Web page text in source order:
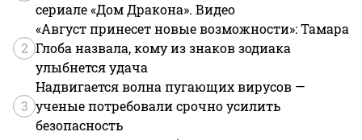
сериале «Дом Дракона». Видео
2
«Август принесет новые возможности»: Тамара
Глоба назвала, кому из знаков зодиака
улыбнется удача
3
Надвигается волна пугающих вирусов —
ученые потребовали срочно усилить
безопасность